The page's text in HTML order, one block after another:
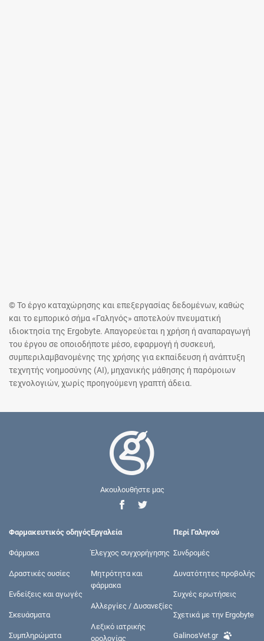
© Το έργο καταχώρησης και επεξεργασίας δεδομένων, καθώς
και το εμπορικό σήμα «Γαληνός» αποτελούν πνευματική
ιδιοκτησία της Ergobyte. Απαγορεύεται η χρήση ή αναπαραγωγή
του έργου σε οποιοδήποτε μέσο, εφαρμογή ή συσκευή,
συμπεριλαμβανομένης της χρήσης για εκπαίδευση ή ανάπτυξη
τεχνητής νοημοσύνης (AI), μηχανικής μάθησης ή παρόμοιων
τεχνολογιών, χωρίς προηγούμενη γραπτή άδεια.
Ακουλουθήστε μας
Φαρμακευτικός οδηγός
Φάρμακα
Δραστικές ουσίες
Ενδείξεις και αγωγές
Σκευάσματα
Συμπληρώματα
Εργαλεία
Έλεγχος συγχορήγησης
Μητρότητα και
φάρμακα
Αλλεργίες / Δυσανεξίες
Λεξικό ιατρικής
ορολογίας
Περί Γαληνού
Συνδρομές
Δυνατότητες προβολής
Συχνές ερωτήσεις
Σχετικά με την Ergobyte
GalinosVet.gr